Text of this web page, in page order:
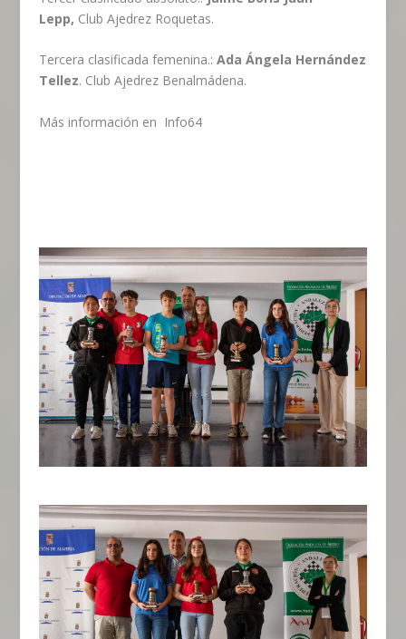
Lepp, Club Ajedrez Roquetas.
Tercera clasificada femenina.: Ada Ángela Hernández
Tellez. Club Ajedrez Benalmádena.
Más información en Info64